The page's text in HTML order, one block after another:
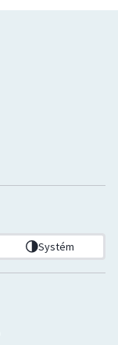
Systém